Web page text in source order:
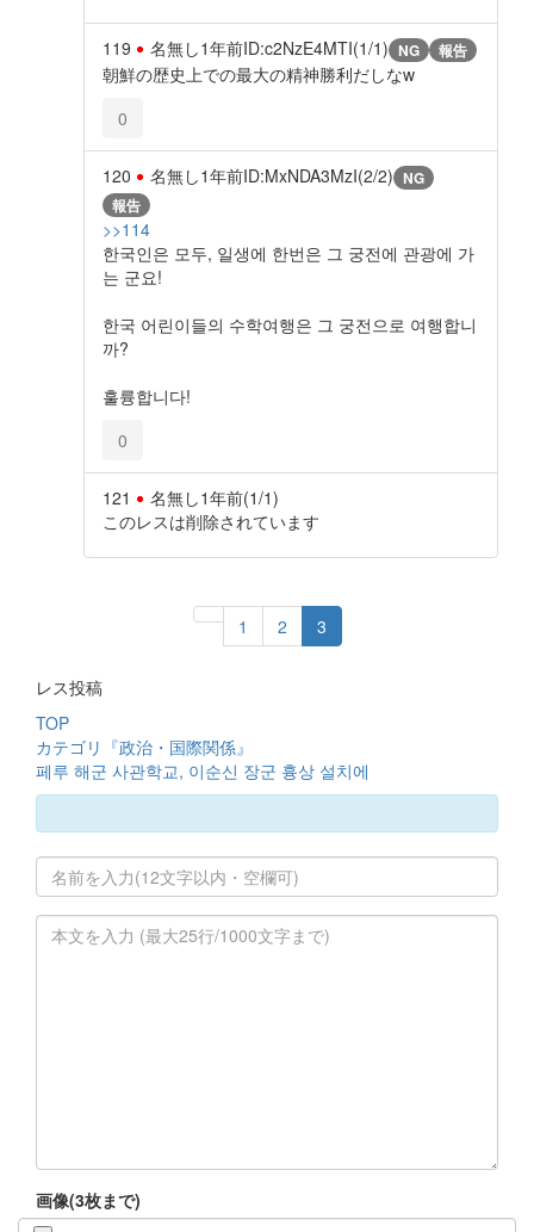
119 名無し1年前ID:c2NzE4MTI(1/1) NG 報告
朝鮮の歴史上での最大の精神勝利だしなw
0
120 名無し1年前ID:MxNDA3MzI(2/2) NG
報告
>>114
한국인은 모두, 일생에 한번은 그 궁전에 관광에 가
는 군요!
한국 어린이들의 수학여행은 그 궁전으로 여행합니
까?
훌륭합니다!
0
121 名無し1年前(1/1)
このレスは削除されています
1 2 3
レス投稿
TOP
カテゴリ『政治・国際関係』
페루 해군 사관학교, 이순신 장군 흉상 설치에
画像(3枚まで)